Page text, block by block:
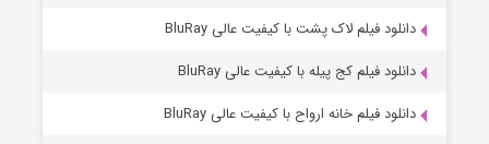
دانلود فیلم لاک پشت با کیفیت عالی BluRay
دانلود فیلم کج‌ پیله با کیفیت عالی BluRay
دانلود فیلم خانه ارواح با کیفیت عالی BluRay